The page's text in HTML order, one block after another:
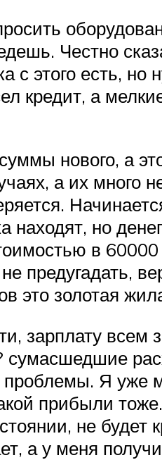
Честно
этого есть, но
кредит, а
нового, а
а их много
но
в
предугадать,
это золотая
зарплату всем
сумасшедшие
Я уже
прибыли
не будет
а у меня